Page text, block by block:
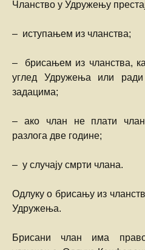
Чланство у Удружењу
– иступањем из чланства;
– брисањем из чланства,
углед Удружења или
задацима;
– ако члан не плати
разлога две године;
– у случају смрти члана.
Одлуку о брисању из
Удружења.
Брисани члан има